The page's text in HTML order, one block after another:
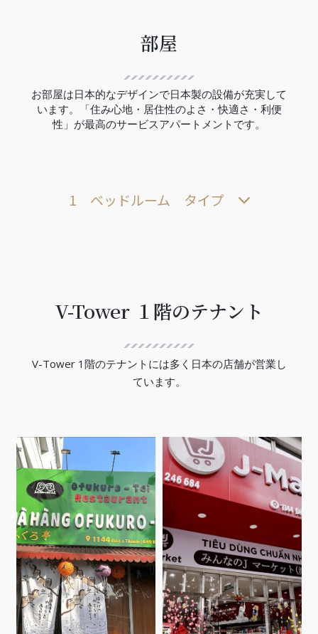
部屋
お部屋は日本的なデザインで日本製の設備が充実して
います。「住み心地・居住性のよさ・快適さ・利便
性」が最高のサービスアパートメントです。
1 ベッドルーム タイプ
V-Tower １階のテナント
V-Tower 1階のテナントには多く日本の店舗が営業し
ています。